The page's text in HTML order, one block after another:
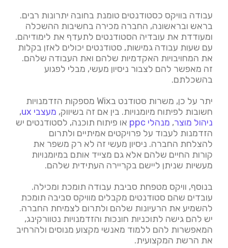
עבודה בוויקס כסטודנטים טומנת בחובה יתרונות רבים.
בראש ובראשונה, החברה מכירה בחשיבות ההשכלה
ומעודדת את עובדיה הסטודנטים לתעדף את לימודיהם.
עם שעות עבודה גמישות, סטודנטים יכולים לאזן בקלות
את המחויבויות האקדמיות שלהם ואת העבודה שלהם.
זה מאפשר להם לצבור ניסיון מעשי, מבלי לפגוע
בהשכלתם.
יתר על כן, משרות סטודנט בWix מספקות הזדמנויות
חשובות לפיתוח מיומנויות. בין אם זה בשיווק, מעצבי ux
,
ניהול מוצר, מנהלי ppc
או פיתוח תוכנה, לסטודנטים יש
הזדמנות לעבוד על פרויקטים אמיתיים ולתרום
להצלחת החברה. ניסיון מעשי זה לא רק משפר את
קורות החיים שלהם אלא גם מצייד אותם במיומנויות
מעשיות שניתן ליישם בקריירה העתידית שלהם.
בנוסף, וויקס מטפחת סביבת עבודה תומכת ומכילה.
עובדים שהם סטודנטים מקבלים מוויקס סביבה תומכת
להשמיע את הרעיונות שלהם ולתרום לצמיחת החברה.
יש להם גישה לתוכניות חונכות והזדמנויות נטוורקינג,
המאפשרות להם ללמוד מאנשי מקצוע מנוסים ולהרחיב
את הרשת המקצועית.